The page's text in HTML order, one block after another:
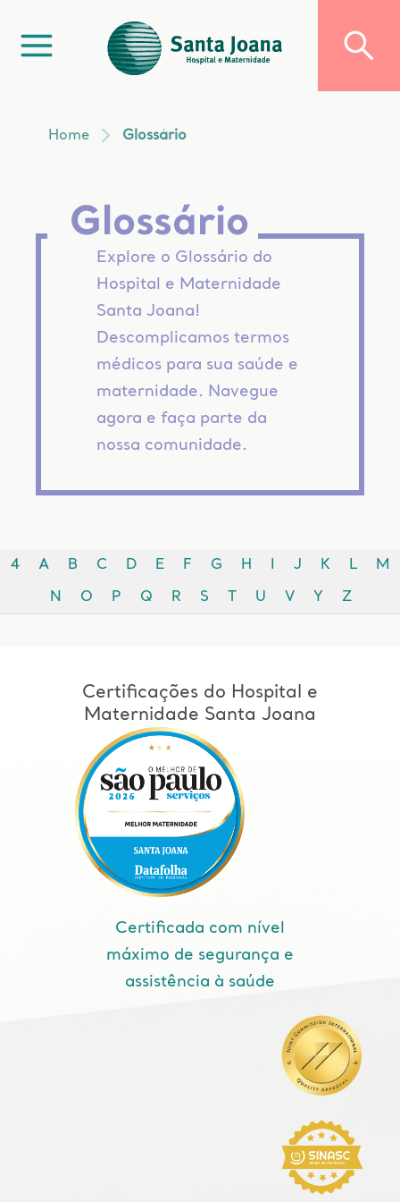
Home Glossário
Glossário
Explore o Glossário do
Hospital e Maternidade
Santa Joana!
Descomplicamos termos
médicos para sua saúde e
maternidade. Navegue
agora e faça parte da
nossa comunidade.
4 A B C D E F G H J K L M
N O P Q R S U V Y Z
Certificações do Hospital e
Maternidade Santa Joana
Certificada com nível
máximo de segurança e
assistência à saúde